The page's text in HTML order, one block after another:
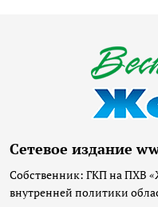
Сетевое издание
Собственник: ГКП на ПХВ
внутренней политики